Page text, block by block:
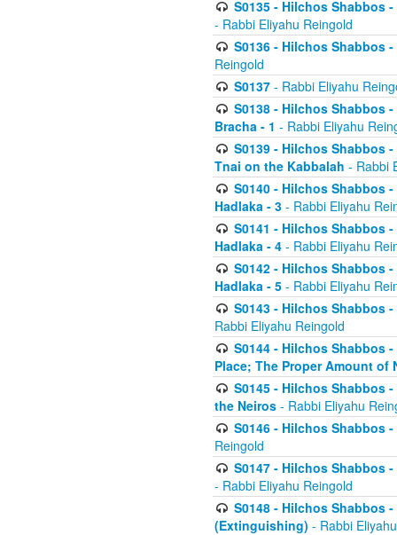
S0135 - Hilchos Shabbos
- Rabbi Eliyahu Reingold
S0136 - Hilchos Shabbos
Reingold
S0137- Rabbi Eliyahu
S0138 - Hilchos Shabbos
Bracha - 1 - Rabbi Eliyahu
S0139 - Hilchos Shabbos
Tnai on the Kabbalah - Rabbi
S0140 - Hilchos Shabbos
Hadlaka - 3 - Rabbi Eliyahu
S0141 - Hilchos Shabbos
Hadlaka - 4 - Rabbi Eliyahu
S0142 - Hilchos Shabbos
Hadlaka - 5 - Rabbi Eliyahu
S0143 - Hilchos Shabbos
Rabbi Eliyahu Reingold
S0144 - Hilchos Shabbos
Place; The Proper Amount of
S0145 - Hilchos Shabbos
the Neiros - Rabbi Eliyahu
S0146 - Hilchos Shabbos
Reingold
S0147 - Hilchos Shabbos
- Rabbi Eliyahu Reingold
S0148 - Hilchos Shabbos
(Extinguishing) - Rabbi